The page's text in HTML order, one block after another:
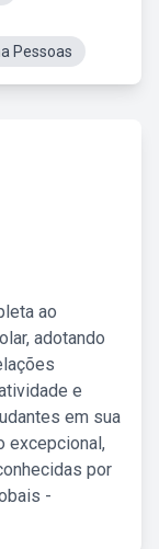
Pessoas
ao
adotando
e
em sua
excepcional,
por
-